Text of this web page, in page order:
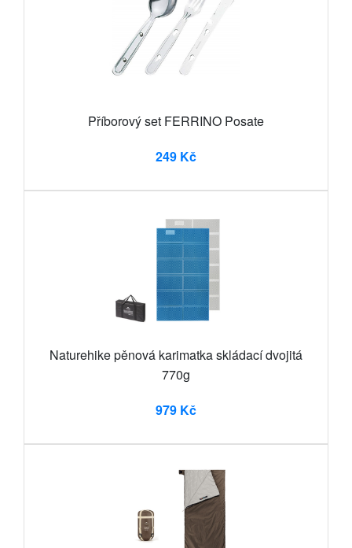
Příborový set FERRINO Posate
249 Kč
Naturehike pěnová karimatka skládací dvojitá
770g
979 Kč